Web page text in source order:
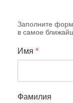
Заполните
в самое
Имя *
Фамилия